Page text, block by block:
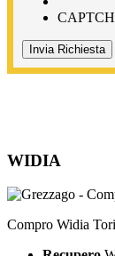
WIDIA
Compro Widia